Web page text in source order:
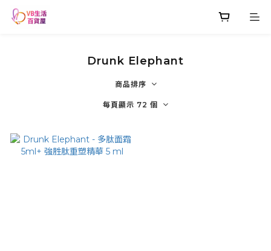
Drunk Elephant
商品排序
每頁顯示 72 個